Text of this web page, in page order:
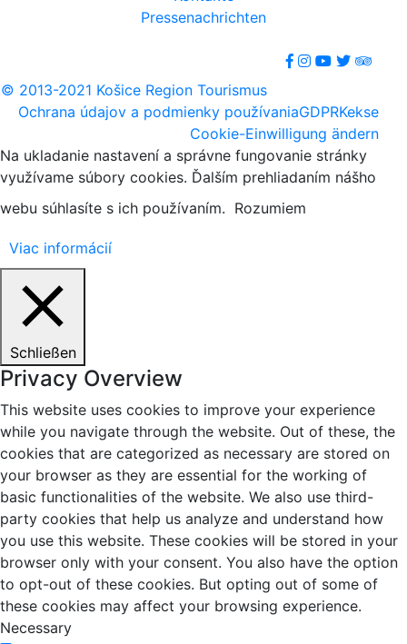
Pressenachrichten
© 2013-2021 Košice Region Tourismus
Ochrana údajov a podmienky používaniaGDPRKekse
Cookie-Einwilligung ändern
Na ukladanie nastavení a správne fungovanie stránky
využívame súbory cookies. Ďalším prehliadaním nášho
webu súhlasíte s ich používaním. Rozumiem
Viac informácií
Schließen
Privacy Overview
This website uses cookies to improve your experience
while you navigate through the website. Out of these, the
cookies that are categorized as necessary are stored on
your browser as they are essential for the working of
basic functionalities of the website. We also use third-
party cookies that help us analyze and understand how
you use this website. These cookies will be stored in your
browser only with your consent. You also have the option
to opt-out of these cookies. But opting out of some of
these cookies may affect your browsing experience.
Necessary